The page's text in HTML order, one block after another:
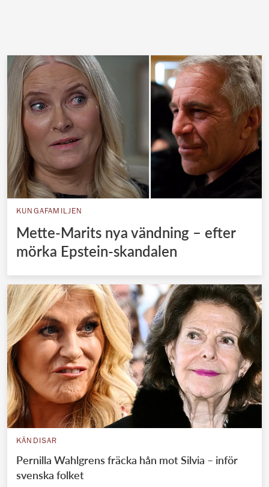
KUNGAFAMILJEN
Mette-Marits nya vändning – efter
mörka Epstein-skandalen
KÄNDISAR
Pernilla Wahlgrens fräcka hån mot Silvia – inför
svenska folket